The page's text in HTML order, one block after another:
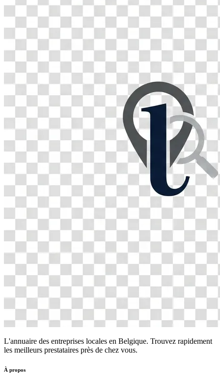
L'annuaire des entreprises locales en Belgique. Trouvez rapidement
les meilleurs prestataires près de chez vous.
À propos